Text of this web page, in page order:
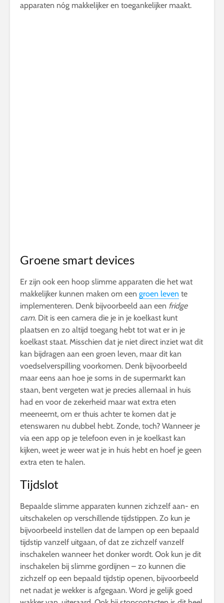
apparaten nóg makkelijker en toegankelijker maakt.
Groene smart devices
Er zijn ook een hoop slimme apparaten die het wat
makkelijker kunnen maken om een groen leven te
implementeren. Denk bijvoorbeeld aan een fridge
cam. Dit is een camera die je in je koelkast kunt
plaatsen en zo altijd toegang hebt tot wat er in je
koelkast staat. Misschien dat je niet direct inziet wat dit
kan bijdragen aan een groen leven, maar dit kan
voedselverspilling voorkomen. Denk bijvoorbeeld
maar eens aan hoe je soms in de supermarkt kan
staan, bent vergeten wat je precies allemaal in huis
had en voor de zekerheid maar wat extra eten
meeneemt, om er thuis achter te komen dat je
etenswaren nu dubbel hebt. Zonde, toch? Wanneer je
via een app op je telefoon even in je koelkast kan
kijken, weet je weer wat je in huis hebt en hoef je geen
extra eten te halen.
Tijdslot
Bepaalde slimme apparaten kunnen zichzelf aan- en
uitschakelen op verschillende tijdstippen. Zo kun je
bijvoorbeeld instellen dat de lampen op een bepaald
tijdstip vanzelf uitgaan, of dat ze zichzelf vanzelf
inschakelen wanneer het donker wordt. Ook kun je dit
inschakelen bij slimme gordijnen – zo kunnen die
zichzelf op een bepaald tijdstip openen, bijvoorbeeld
net nadat je wekker is afgegaan. Word je gelijk goed